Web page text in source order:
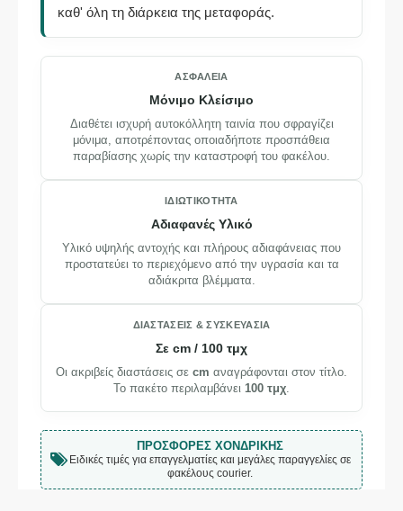
καθ' όλη τη διάρκεια της μεταφοράς.
ΑΣΦΆΛΕΙΑ
Μόνιμο Κλείσιμο
Διαθέτει ισχυρή αυτοκόλλητη ταινία που σφραγίζει
μόνιμα, αποτρέποντας οποιαδήποτε προσπάθεια
παραβίασης χωρίς την καταστροφή του φακέλου.
ΙΔΙΩΤΙΚΌΤΗΤΑ
Αδιαφανές Υλικό
Υλικό υψηλής αντοχής και πλήρους αδιαφάνειας που
προστατεύει το περιεχόμενο από την υγρασία και τα
αδιάκριτα βλέμματα.
ΔΙΑΣΤΆΣΕΙΣ & ΣΥΣΚΕΥΑΣΊΑ
Σε cm / 100 τμχ
Οι ακριβείς διαστάσεις σε cm αναγράφονται στον τίτλο.
Το πακέτο περιλαμβάνει 100 τμχ.
ΠΡΟΣΦΟΡΈΣ ΧΟΝΔΡΙΚΉΣ
Ειδικές τιμές για επαγγελματίες και μεγάλες παραγγελίες σε
φακέλους courier.